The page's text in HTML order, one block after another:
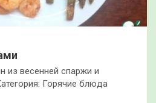
из весенней спаржи и
Горячие блюда